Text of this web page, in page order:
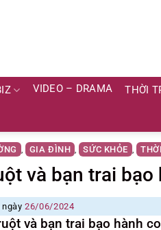
VIDEO – DRAMA THỜI
, GIA ĐÌNH , SỨC KHỎE ,
và bạn trai
ngày26/06/2024
và bạn trai bạo hành